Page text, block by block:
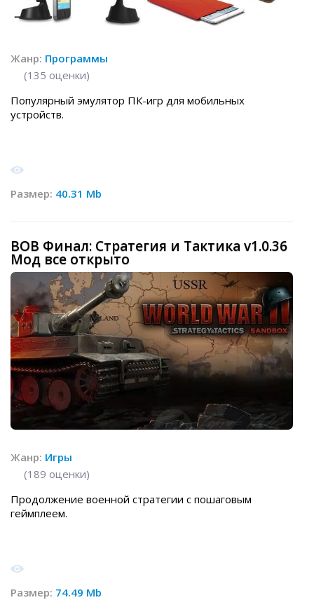
Жанр: Программы
(135 оценки)
Популярный эмулятор ПК-игр для мобильных
устройств.
Размер: 40.31 Mb
ВОВ Финал: Стратегия и Тактика v1.0.36
Мод все открыто
Жанр: Игры
(189 оценки)
Продолжение военной стратегии с пошаговым
геймплеем.
Размер: 74.49 Mb